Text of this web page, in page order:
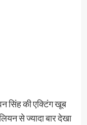
सिंह की एक्टिंग खूब
से ज्यादा बार देखा